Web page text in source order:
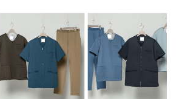
185cm 体重:71-75kg
大きめ
びる
伸びない
厚い